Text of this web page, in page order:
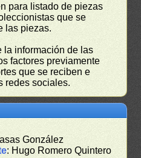
para listado de piezas
que se
las piezas.
la información de las
factores previamente
que se reciben e
redes sociales.
González
: Hugo Romero Quintero